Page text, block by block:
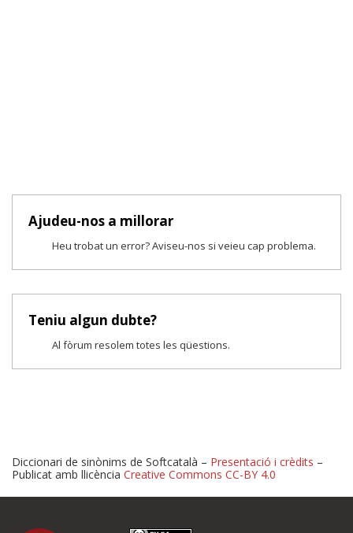
Ajudeu-nos a millorar
Heu trobat un error? Aviseu-nos si veieu cap problema.
Teniu algun dubte?
Al fòrum resolem totes les qüestions.
Diccionari de sinònims de Softcatalà – Presentació i crèdits –
Publicat amb llicència Creative Commons CC-BY 4.0